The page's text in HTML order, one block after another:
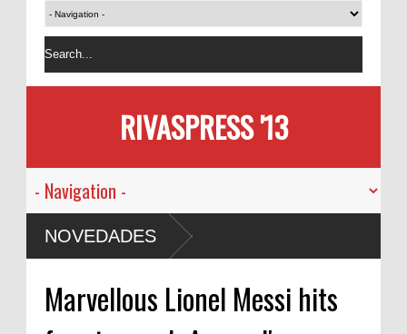
RIVASPRESS '13
NOVEDADES
Marvellous Lionel Messi hits